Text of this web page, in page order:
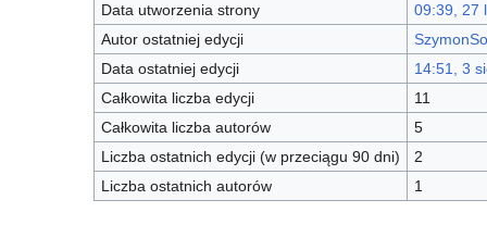
Data utworzenia strony
09:39, 27
Autor ostatniej edycji
Data ostatniej edycji
14:51, 3
Całkowita liczba edycji
11
Całkowita liczba autorów
5
Liczba ostatnich edycji (w przeciągu 90 dni)
2
Liczba ostatnich autorów
1